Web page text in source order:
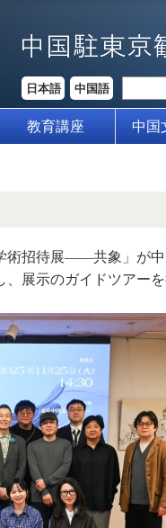
日本語 中国語
教育講座 中国
術招待展――共象」が
展示のガイドツアーを